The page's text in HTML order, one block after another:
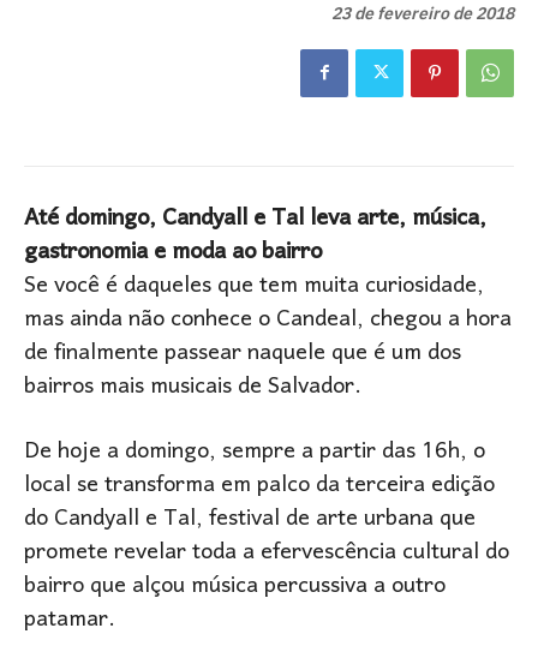
23 de fevereiro de 2018
Até domingo, Candyall e Tal leva arte, música,
gastronomia e moda ao bairro
Se você é daqueles que tem muita curiosidade,
mas ainda não conhece o Candeal, chegou a hora
de finalmente passear naquele que é um dos
bairros mais musicais de Salvador.
De hoje a domingo, sempre a partir das 16h, o
local se transforma em palco da terceira edição
do Candyall e Tal, festival de arte urbana que
promete revelar toda a efervescência cultural do
bairro que alçou música percussiva a outro
patamar.